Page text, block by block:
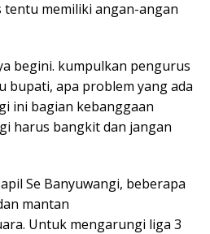
memiliki angan-angan
begini. kumpulkan pengurus
bupati, apa problem yang ada
ini bagian kebanggaan
harus bangkit dan jangan
Se Banyuwangi, beberapa
mantan
Untuk mengarungi liga 3